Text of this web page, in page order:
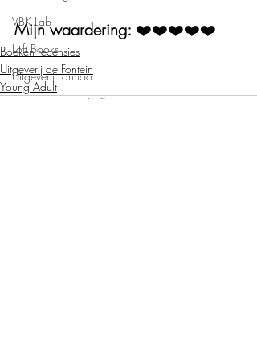
VBK Lab
Loft Books
Uitgeverij Lannoo
Uitgeverij Melenhoff
Mijn waardering: ❤️❤️❤️❤️❤️
Boeken recensies
Uitgeverij de Fontein
Young Adult